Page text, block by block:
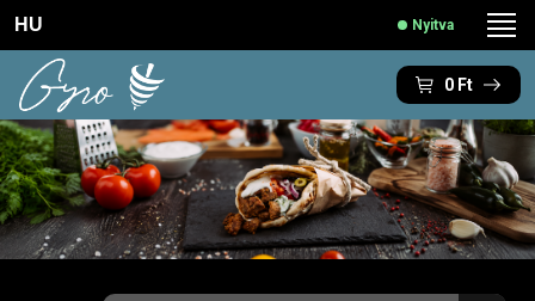
HU Nyitva
0 Ft